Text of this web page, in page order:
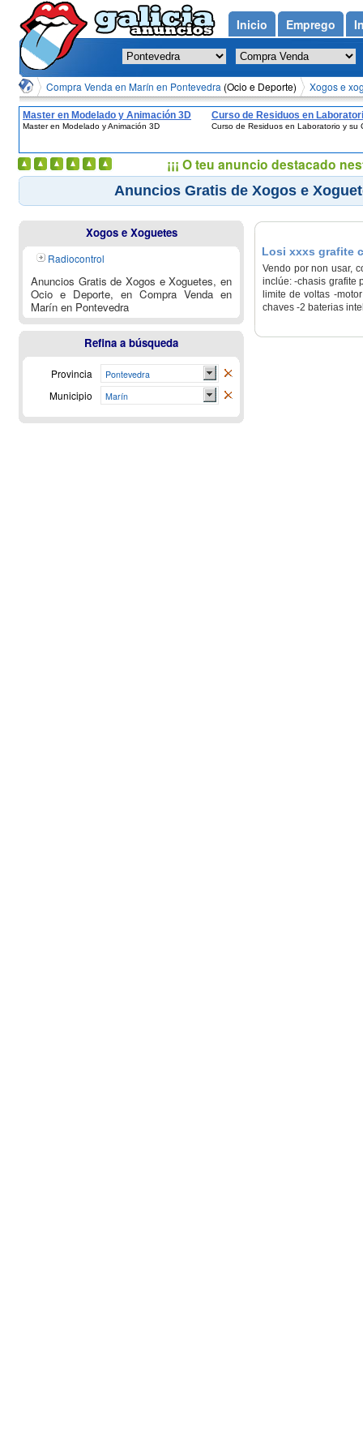
Compra Venda en Marín en Pontevedra (Ocio e Deporte) Xogos e
Master en Modelado y Animación 3D
Master en Modelado y Animación 3D
Curso de Residuos en
Gestión
Curso de Residuos en Laboratorio y su
Anuncios Gratis de Xogos e
Losi xxxs grafite
Vendo por non usar,
inclúe: -chasis grafite
limite de voltas -
chaves -2 baterias
Xogos e Xoguetes
Radiocontrol
Anuncios Gratis de Xogos e Xoguetes, en
Ocio e Deporte, en Compra Venda en
Marín en Pontevedra
Refina a búsqueda
Provincia Pontevedra
Municipio Marín
Inicio Emprego
¡¡¡ O teu anuncio destacado